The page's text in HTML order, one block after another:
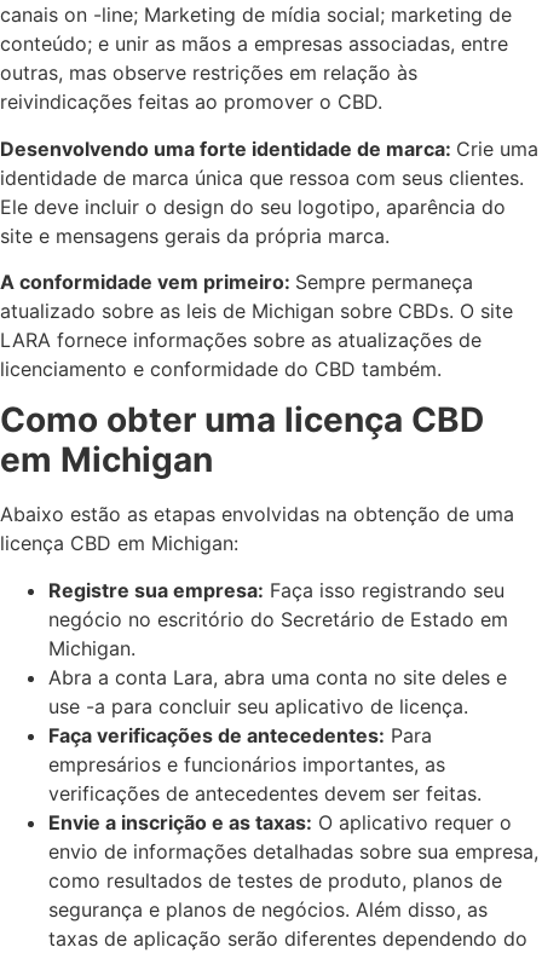
canais on -line; Marketing de mídia social; marketing de
conteúdo; e unir as mãos a empresas associadas, entre
outras, mas observe restrições em relação às
reivindicações feitas ao promover o CBD.
Desenvolvendo uma forte identidade de marca: Crie uma
identidade de marca única que ressoa com seus clientes.
Ele deve incluir o design do seu logotipo, aparência do
site e mensagens gerais da própria marca.
A conformidade vem primeiro: Sempre permaneça
atualizado sobre as leis de Michigan sobre CBDs. O site
LARA fornece informações sobre as atualizações de
licenciamento e conformidade do CBD também.
Como obter uma licença CBD
em Michigan
Abaixo estão as etapas envolvidas na obtenção de uma
licença CBD em Michigan:
Registre sua empresa: Faça isso registrando seu
negócio no escritório do Secretário de Estado em
Michigan.
Abra a conta Lara, abra uma conta no site deles e
use -a para concluir seu aplicativo de licença.
Faça verificações de antecedentes: Para
empresários e funcionários importantes, as
verificações de antecedentes devem ser feitas.
Envie a inscrição e as taxas: O aplicativo requer o
envio de informações detalhadas sobre sua empresa,
como resultados de testes de produto, planos de
segurança e planos de negócios. Além disso, as
taxas de aplicação serão diferentes dependendo do